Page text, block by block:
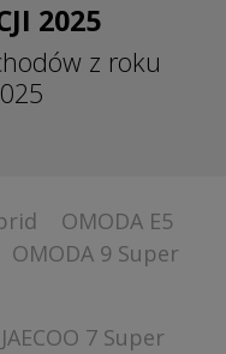
2025
z roku
OMODA E5
OMODA 9 Super
JAECOO 7 Super